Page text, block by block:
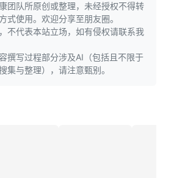
团队所原创或整理，未经授权不得转
式使用。欢迎分享至朋友圈。
不代表本站立场，如有侵权请联系我
撰写过程部分涉及AI（包括且不限于
集与整理），请注意甄别。